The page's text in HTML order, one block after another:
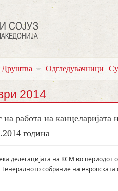
Друштва Одгледувачници
2014
на работа на
година
делегацијата на КСМ во
собрание на